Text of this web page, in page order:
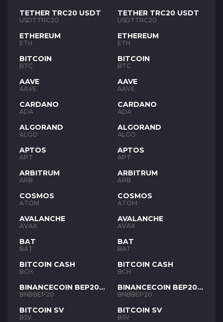
TETHER TRC20 USDT
USDTTRC20
ETHEREUM
ETH
BITCOIN
BTC
AAVE
AAVE
CARDANO
ADA
ALGORAND
ALGO
APTOS
APT
ARBITRUM
ARB
COSMOS
ATOM
AVALANCHE
AVAX
BAT
BAT
BITCOIN CASH
BCH
BINANCECOIN BEP20
BNB
BNBBEP20
BITCOIN SV
BSV
TETHER TRC20 USDT
USDTTRC20
ETHEREUM
ETH
BITCOIN
BTC
AAVE
AAVE
CARDANO
ADA
ALGORAND
ALGO
APTOS
APT
ARBITRUM
ARB
COSMOS
ATOM
AVALANCHE
AVAX
BAT
BAT
BITCOIN CASH
BCH
BINANCECOIN BEP20
BNB
BNBBEP20
BITCOIN SV
BSV